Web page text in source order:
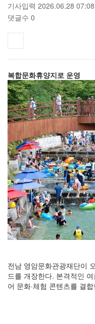
기사입력 2026.06.28 07:08
댓글수 0
복합문화휴양지로 운영
전남 영암문화관광재단이
드를 개장한다. 본격적인
어 문화·체험 콘텐츠를 결